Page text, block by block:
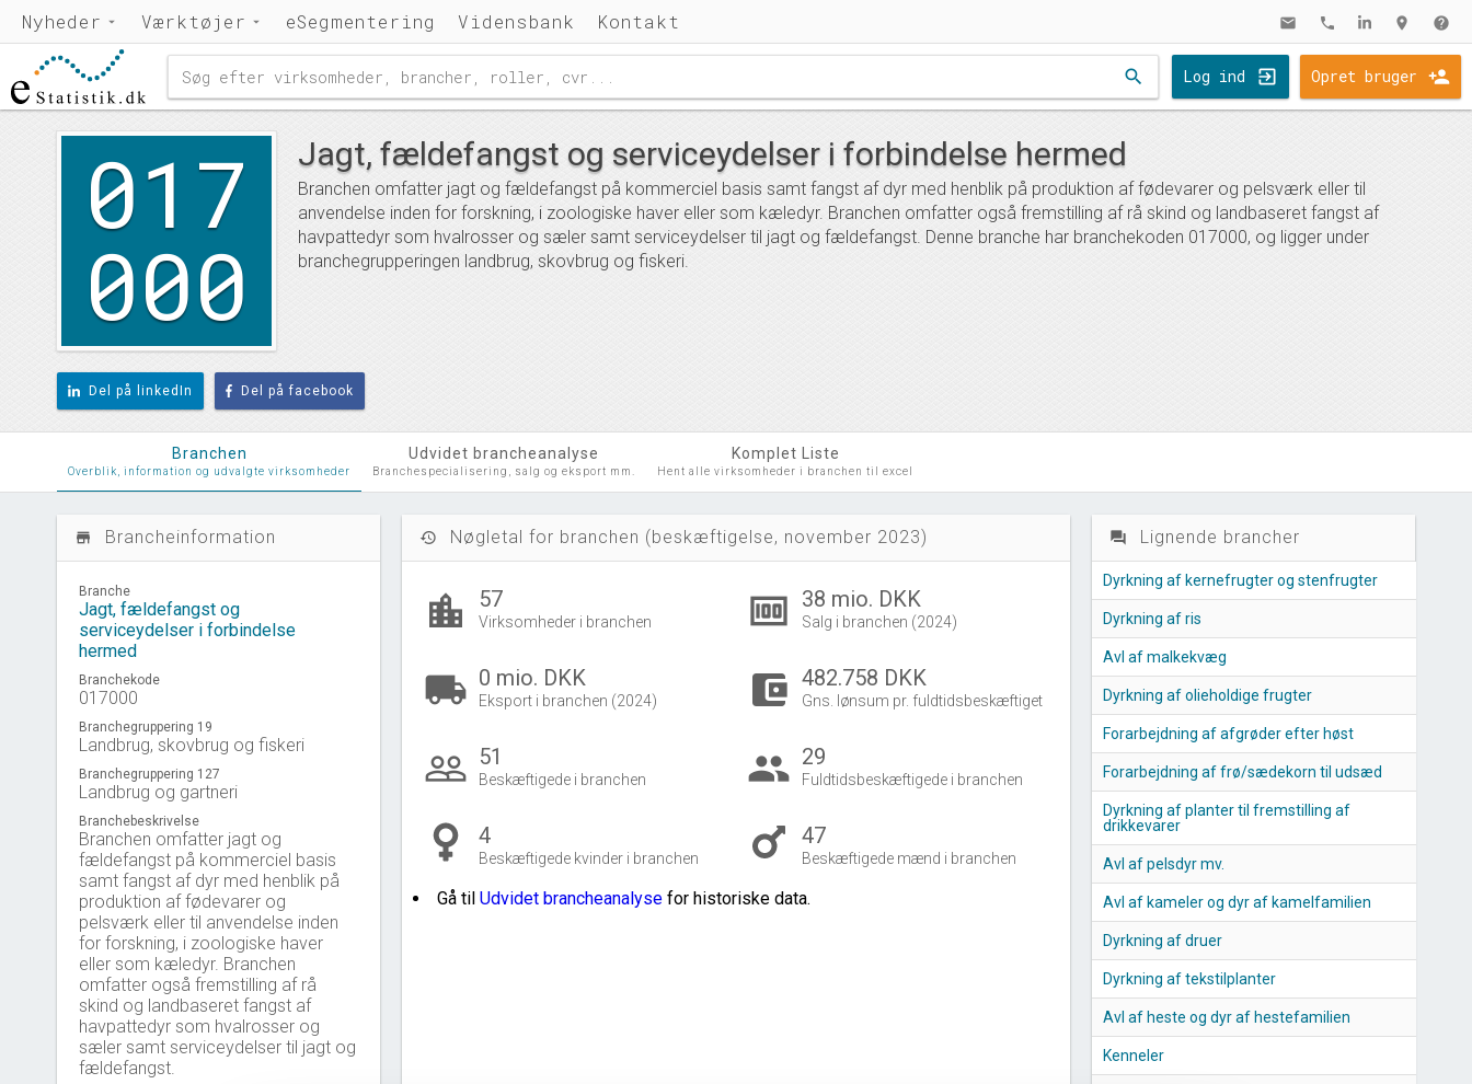
Nyheder Værktøjer eSegmentering Vidensbank Kontakt mail phone location_on help
search Log ind Opret bruger
017
000
Jagt, fældefangst og serviceydelser i forbindelse hermed
Branchen omfatter jagt og fældefangst på kommerciel basis samt fangst af dyr med henblik på produktion af fødevarer og pelsværk eller til
anvendelse inden for forskning, i zoologiske haver eller som kæledyr. Branchen omfatter også fremstilling af rå skind og landbaseret fangst af
havpattedyr som hvalrosser og sæler samt serviceydelser til jagt og fældefangst. Denne branche har branchekoden 017000, og ligger under
branchegrupperingen landbrug, skovbrug og fiskeri.
Del på linkedIn Del på facebook
Branchen
Overblik, information og udvalgte virksomheder
Udvidet brancheanalyse
Branchespecialisering, salg og eksport mm.
Komplet Liste
Hent alle virksomheder i branchen til excel
store_mall_directory Brancheinformation
Branche
Jagt, fældefangst og
serviceydelser i forbindelse
hermed
Branchekode
017000
Branchegruppering 19
Landbrug, skovbrug og fiskeri
Branchegruppering 127
Landbrug og gartneri
Branchebeskrivelse
Branchen omfatter jagt og
fældefangst på kommerciel basis
samt fangst af dyr med henblik på
produktion af fødevarer og
pelsværk eller til anvendelse inden
for forskning, i zoologiske haver
eller som kæledyr. Branchen
omfatter også fremstilling af rå
skind og landbaseret fangst af
havpattedyr som hvalrosser og
sæler samt serviceydelser til jagt og
fældefangst.
history Nøgletal for branchen (beskæftigelse, november 2023)
location_city 57
Virksomheder i branchen money 38 mio. DKK
Salg i branchen (2024)
local_shipping 0 mio. DKK
Eksport i branchen (2024) account_balance_wallet 482.758 DKK
Gns. lønsum pr. fuldtidsbeskæftiget
people_outline 51
Beskæftigede i branchen group 29
Fuldtidsbeskæftigede i branchen
4
Beskæftigede kvinder i branchen
47
Beskæftigede mænd i branchen
Gå tilUdvidet brancheanalysefor historiske data.
question_answer Lignende brancher
Dyrkning af kernefrugter og stenfrugter
Dyrkning af ris
Avl af malkekvæg
Dyrkning af olieholdige frugter
Forarbejdning af afgrøder efter høst
Forarbejdning af frø/sædekorn til udsæd
Dyrkning af planter til fremstilling af
drikkevarer
Avl af pelsdyr mv.
Avl af kameler og dyr af kamelfamilien
Dyrkning af druer
Dyrkning af tekstilplanter
Avl af heste og dyr af hestefamilien
Kenneler